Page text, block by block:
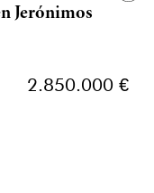
Jerónimos
2.850.000 €